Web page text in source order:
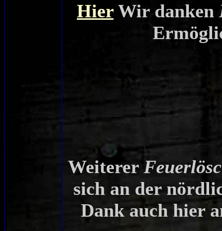
Hier Wir danken
Weiterer
sich an der
Dank auch hier